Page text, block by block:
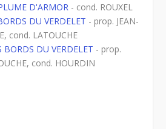
D'ARMOR - cond. ROUXEL
DU VERDELET - prop. JEAN-
cond. LATOUCHE
BORDS DU VERDELET - prop.
cond. HOURDIN